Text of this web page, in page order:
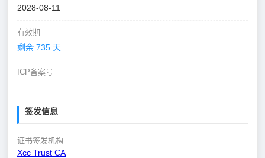
2028-08-11
有效期
剩余 735 天
ICP备案号
签发信息
证书签发机构
Xcc Trust CA